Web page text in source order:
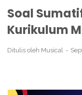
Soal
Kurikulum
Ditulis oleh Musical